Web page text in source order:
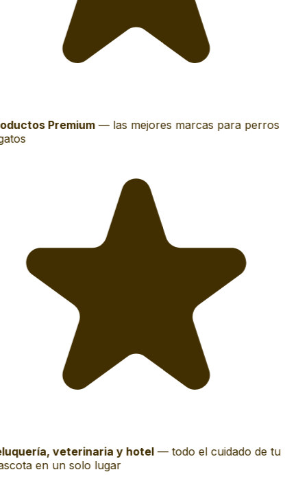
Premium—las mejores marcas para perros
veterinaria y hotel—todo el cuidado de tu
en un solo lugar